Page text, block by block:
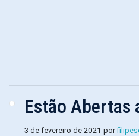
Estão Abertas
3 de fevereiro de 2021 por